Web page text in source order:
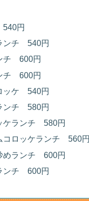
円
ンチ 540円
チ 600円
チ 600円
ッケ 540円
ンチ 580円
ケランチ 580円
コロッケランチ 560円
めランチ 600円
ンチ 600円